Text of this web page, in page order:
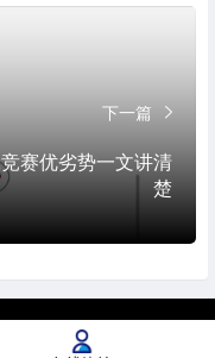
下一篇
赛优劣势一文讲清
楚
备2023015751号-1